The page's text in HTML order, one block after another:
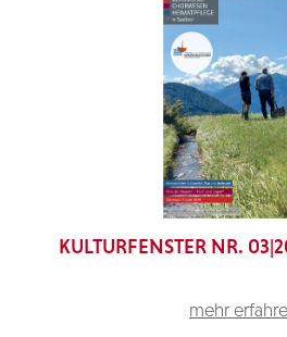
KULTURFENSTER NR.
mehr